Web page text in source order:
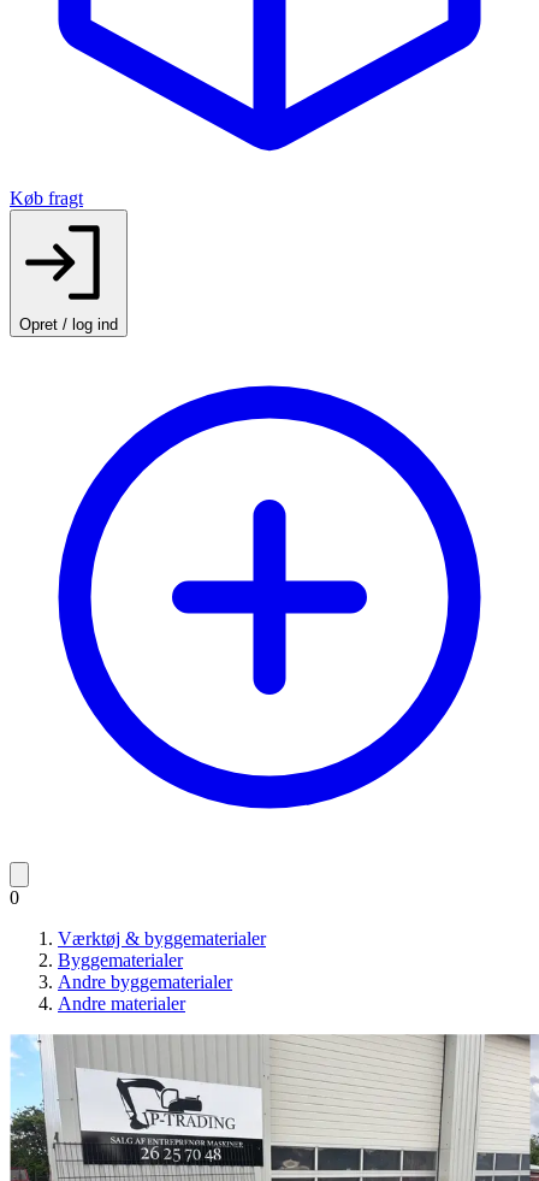
Køb fragt
Opret / log ind
0
Værktøj & byggematerialer
Byggematerialer
Andre byggematerialer
Andre materialer